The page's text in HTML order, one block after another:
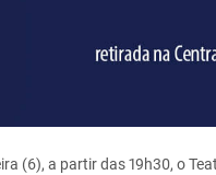
(6), a partir das 19h30, o